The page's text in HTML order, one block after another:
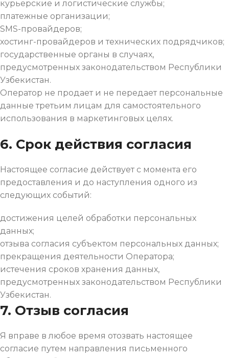
курьерские и логистические службы;
платежные организации;
SMS-провайдеров;
хостинг-провайдеров и технических подрядчиков;
государственные органы в случаях,
предусмотренных законодательством Республики
Узбекистан.
Оператор не продает и не передает персональные
данные третьим лицам для самостоятельного
использования в маркетинговых целях.
6. Срок действия согласия
Настоящее согласие действует с момента его
предоставления и до наступления одного из
следующих событий:
достижения целей обработки персональных
данных;
отзыва согласия субъектом персональных данных;
прекращения деятельности Оператора;
истечения сроков хранения данных,
предусмотренных законодательством Республики
Узбекистан.
7. Отзыв согласия
Я вправе в любое время отозвать настоящее
согласие путем направления письменного